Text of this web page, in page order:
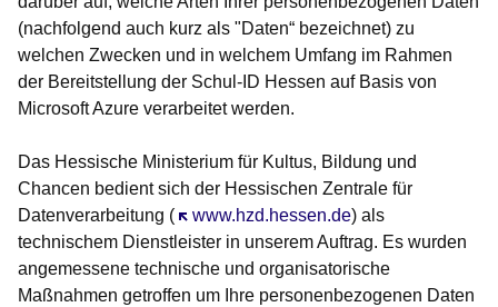
(nachfolgend auch kurz als "Daten“ bezeichnet) zu
welchen Zwecken und in welchem Umfang im Rahmen
der Bereitstellung der Schul-ID Hessen auf Basis von
Microsoft Azure verarbeitet werden.
Das Hessische Ministerium für Kultus, Bildung und
Chancen bedient sich der Hessischen Zentrale für
Datenverarbeitung (
www.hzd.hessen.de
Öffnet sich in einem neuen Fenster
) als
technischem Dienstleister in unserem Auftrag. Es wurden
angemessene technische und organisatorische
Maßnahmen getroffen um Ihre personenbezogenen Daten